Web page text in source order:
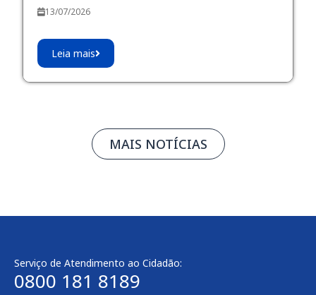
13/07/2026
Leia mais
MAIS NOTÍCIAS
Serviço de Atendimento ao Cidadão:
0800 181 8189